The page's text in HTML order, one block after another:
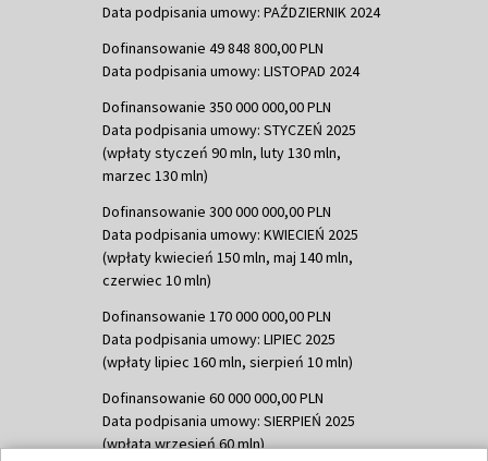
Data podpisania umowy: PAŹDZIERNIK 2024
Dofinansowanie 49 848 800,00 PLN
Data podpisania umowy: LISTOPAD 2024
Dofinansowanie 350 000 000,00 PLN
Data podpisania umowy: STYCZEŃ 2025
(wpłaty styczeń 90 mln, luty 130 mln,
marzec 130 mln)
Dofinansowanie 300 000 000,00 PLN
Data podpisania umowy: KWIECIEŃ 2025
(wpłaty kwiecień 150 mln, maj 140 mln,
czerwiec 10 mln)
Dofinansowanie 170 000 000,00 PLN
Data podpisania umowy: LIPIEC 2025
(wpłaty lipiec 160 mln, sierpień 10 mln)
Dofinansowanie 60 000 000,00 PLN
Data podpisania umowy: SIERPIEŃ 2025
(wpłata wrzesień 60 mln)